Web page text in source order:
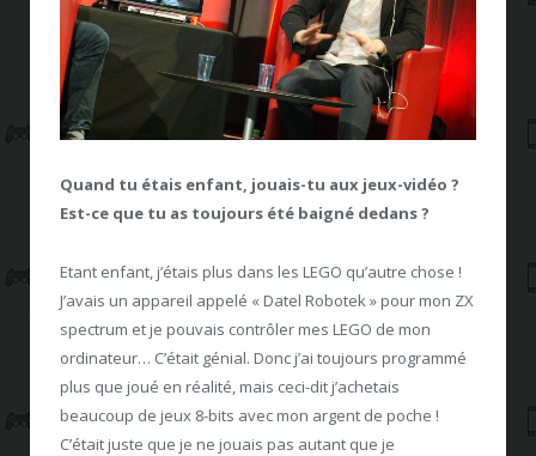
Quand tu étais enfant, jouais-tu aux jeux-vidéo ?
Est-ce que tu as toujours été baigné dedans ?
Etant enfant, j’étais plus dans les LEGO qu’autre chose !
J’avais un appareil appelé « Datel Robotek » pour mon ZX
spectrum et je pouvais contrôler mes LEGO de mon
ordinateur… C’était génial. Donc j’ai toujours programmé
plus que joué en réalité, mais ceci-dit j’achetais
beaucoup de jeux 8-bits avec mon argent de poche !
C’était juste que je ne jouais pas autant que je